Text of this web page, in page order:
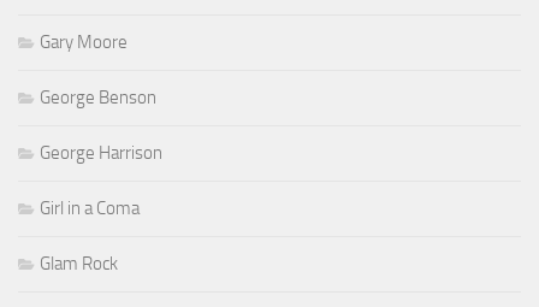
Gary Moore
George Benson
George Harrison
Girl in a Coma
Glam Rock